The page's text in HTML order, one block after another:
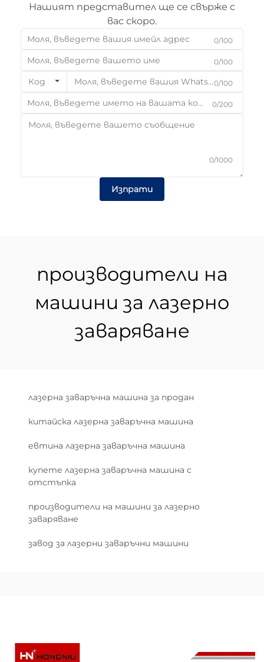
Нашият представител ще се свърже с
вас скоро.
0/100
0/100
Код 0/100
0/200
0/1000
Изпрати
производители на
машини за лазерно
заваряване
лазерна заваръчна машина за продан
китайска лазерна заваръчна машина
евтина лазерна заваръчна машина
купете лазерна заваръчна машина с
отстъпка
производители на машини за лазерно
заваряване
завод за лазерни заваръчни машини